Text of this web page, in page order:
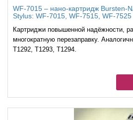
WF-7015 – нано-картридж Bursten-
Stylus: WF-7015, WF-7515, WF-7525
Картриджи повышенной надёжности,
многократную перезаправку.
T1292, T1293, T1294.